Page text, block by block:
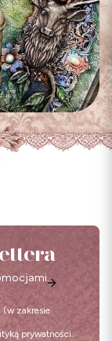
(w zakresie
prywatności.